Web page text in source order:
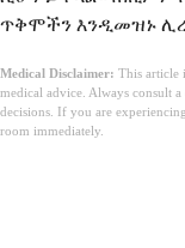
ጥቅሞችን እንዲመዝኑ
Medical Disclaimer: This article
medical advice. Always consult
decisions. If you are
room immediately.